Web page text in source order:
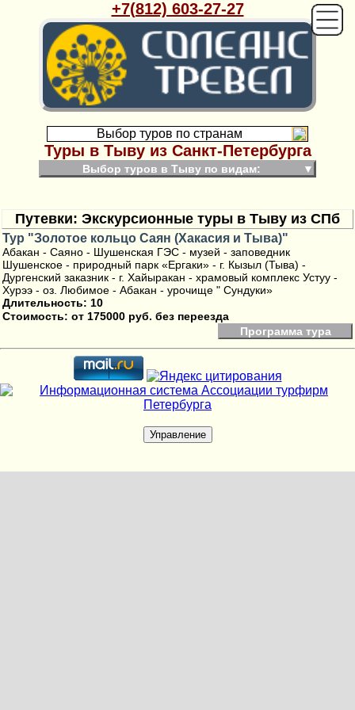
+7(812) 603-27-27
Выбор туров по странам
Туры в Тыву из Санкт-Петербурга
Выбор туров в Тыву по видам: ▼
Путевки: Экскурсионные туры в Тыву из СПб
Тур "Золотое кольцо Саян (Хакасия и Тыва)"
Абакан - Саяно - Шушенская ГЭС - музей - заповедник
Шушенское - природный парк «Ергаки» - г. Кызыл (Тыва) -
Дургенский заказник - г. Хайыракан - храмовый комплекс Устуу -
Хурээ - оз. Любимое - Абакан - урочище " Сундуки»
Длительность: 10
Стоимость: от 175000 руб. без переезда
Программа тура